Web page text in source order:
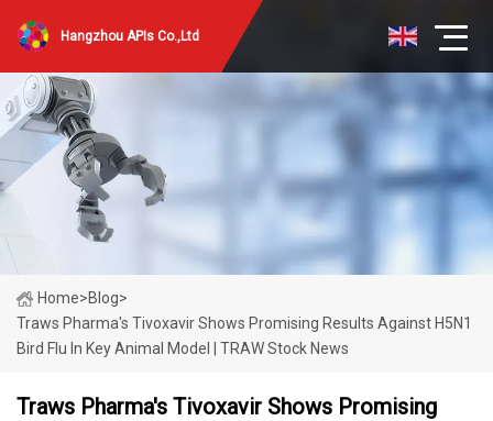
Hangzhou APIs Co.,Ltd
Home>Blog>
Traws Pharma's Tivoxavir Shows Promising Results Against H5N1
Bird Flu In Key Animal Model | TRAW Stock News
Traws Pharma's Tivoxavir Shows Promising